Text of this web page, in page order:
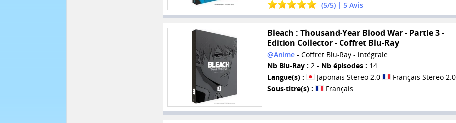
(5/5) | 5Avis
Bleach : Thousand-Year Blood War - Partie 3 -
Edition Collector - Coffret Blu-Ray
@Anime- Coffret Blu-Ray - intégrale
Nb Blu-Ray : 2 - Nb épisodes : 14
Langue(s) :
Japonais Stereo 2.0
Français Stereo 2.0
Sous-titre(s) :
Français